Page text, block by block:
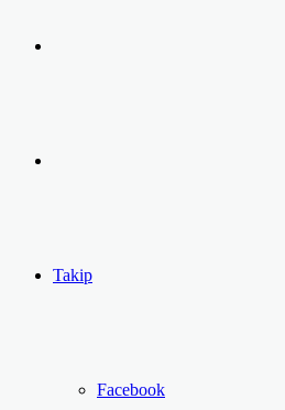
...
Ol
Takip
Facebook